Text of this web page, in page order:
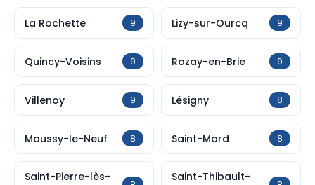
La Rochette 9 Lizy-sur-Ourcq 9
Quincy-Voisins 9 Rozay-en-Brie 9
Villenoy 9 Lésigny 8
Moussy-le-Neuf 8 Saint-Mard 8
Saint-Pierre-lès-
Saint-Thibault-